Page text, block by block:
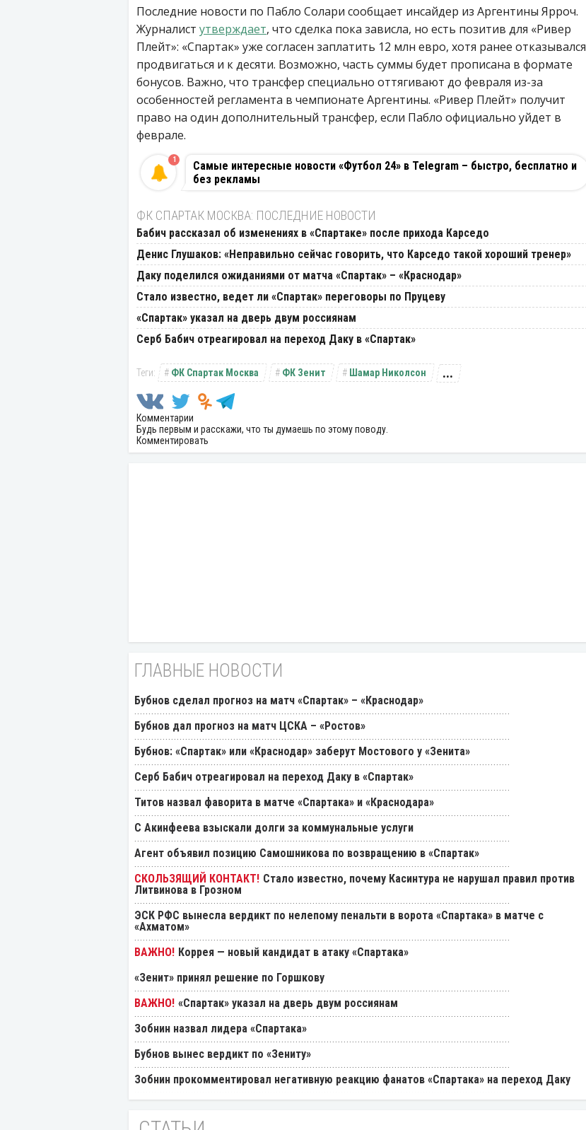
Последние новости по Пабло Солари сообщает инсайдер из Аргентины Ярроч.
Журналист утверждает, что сделка пока зависла, но есть позитив для «Ривер
Плейт»: «Спартак» уже согласен заплатить 12 млн евро, хотя ранее отказывался
продвигаться и к десяти. Возможно, часть суммы будет прописана в формате
бонусов. Важно, что трансфер специально оттягивают до февраля из-за
особенностей регламента в чемпионате Аргентины. «Ривер Плейт» получит
право на один дополнительный трансфер, если Пабло официально уйдет в
феврале.
Самые интересные новости «Футбол 24» в Telegram – быстро, бесплатно и
без рекламы
1
ФК СПАРТАК МОСКВА: ПОСЛЕДНИЕ НОВОСТИ
Бабич рассказал об изменениях в «Спартаке» после прихода Карседо
Денис Глушаков: «Неправильно сейчас говорить, что Карседо такой хороший тренер»
Даку поделился ожиданиями от матча «Спартак» – «Краснодар»
Стало известно, ведет ли «Спартак» переговоры по Пруцеву
«Спартак» указал на дверь двум россиянам
Серб Бабич отреагировал на переход Даку в «Спартак»
ФК Спартак Москва ФК Зенит Шамар Николсон ...
Комментарии
Будь первым и расскажи, что ты думаешь по этому поводу.
Комментировать
ГЛАВНЫЕ НОВОСТИ
Бубнов сделал прогноз на матч «Спартак» – «Краснодар»
Бубнов дал прогноз на матч ЦСКА – «Ростов»
Бубнов: «Спартак» или «Краснодар» заберут Мостового у «Зенита»
Серб Бабич отреагировал на переход Даку в «Спартак»
Титов назвал фаворита в матче «Спартака» и «Краснодара»
С Акинфеева взыскали долги за коммунальные услуги
Агент объявил позицию Самошникова по возвращению в «Спартак»
Стало известно, почему Касинтура не нарушал правил против
Литвинова в Грозном
ЭСК РФС вынесла вердикт по нелепому пенальти в ворота «Спартака» в матче с
«Ахматом»
Коррея — новый кандидат в атаку «Спартака»
«Зенит» принял решение по Горшкову
«Спартак» указал на дверь двум россиянам
Зобнин назвал лидера «Спартака»
Бубнов вынес вердикт по «Зениту»
Зобнин прокомментировал негативную реакцию фанатов «Спартака» на переход Даку